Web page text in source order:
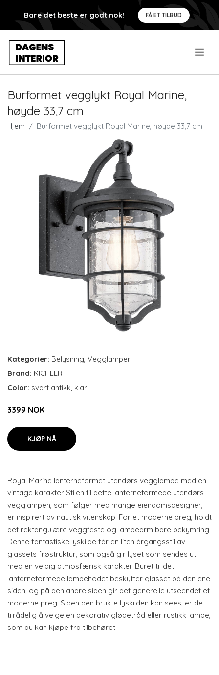
Bare det beste er godt nok! FÅ ET TILBUD
Burformet vegglykt Royal Marine,
høyde 33,7 cm
Hjem Burformet vegglykt Royal Marine, høyde 33,7 cm
Kategorier: Belysning, Vegglamper
Brand: KICHLER
Color: svart antikk, klar
3399 NOK
KJØP NÅ
Royal Marine lanterneformet utendørs vegglampe med en
vintage karakter Stilen til dette lanterneformede utendørs
vegglampen, som følger med mange eiendomsdesigner,
er inspirert av nautisk vitenskap. For et moderne preg, holdt
det rektangulære veggfeste og lampearm bare bekymring.
Denne fantastiske lyskilde får en liten årgangsstil av
glassets frøstruktur, som også gir lyset som sendes ut
med en veldig atmosfærisk karakter. Buret til det
lanterneformede lampehodet beskytter glasset på den ene
siden, og på den andre siden gir det generelle utseendet et
moderne preg. Siden den brukte lyskilden kan sees, er det
tilrådelig å velge en dekorativ glødetråd eller rustikk lampe,
som du kan kjøpe fra tilbehøret.